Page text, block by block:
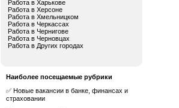
Работа в Харькове
Работа в Херсоне
Работа в Хмельницком
Работа в Черкассах
Работа в Чернигове
Работа в Черновцах
Работа в Других городах
Наиболее посещаемые рубрики
✅ Новые вакансии в банке, финансах и
страховании